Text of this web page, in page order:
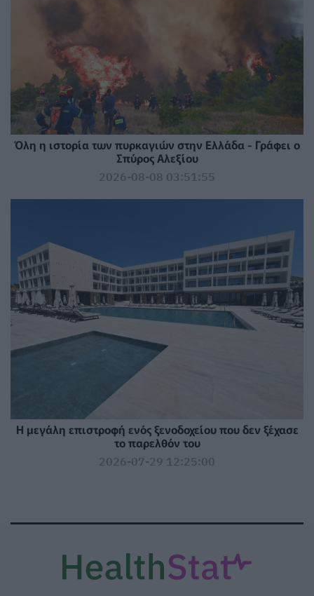
Όλη η ιστορία των πυρκαγιών στην Ελλάδα - Γράφει ο
Σπύρος Αλεξίου
2026-08-08 03:51:55
Η μεγάλη επιστροφή ενός ξενοδοχείου που δεν ξέχασε
το παρελθόν του
2026-07-29 12:25:00